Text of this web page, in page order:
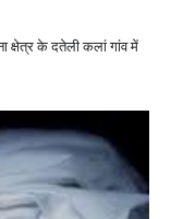
क्षेत्र के दतेली कलां गांव में